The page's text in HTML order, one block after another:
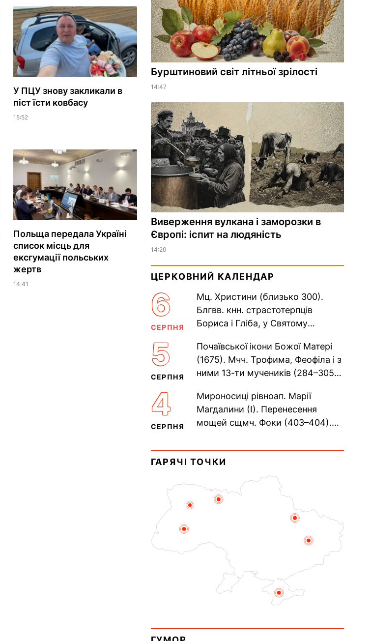
У ПЦУ знову закликали в
піст їсти ковбасу
15:52
Польща передала Україні
список місць для
ексгумації польських
жертв
14:41
Бурштиновий світ літньої зрілості
14:47
Виверження вулкана і заморозки в
Європі: іспит на людяність
14:20
ЦЕРКОВНИЙ КАЛЕНДАР
6
СЕРПНЯ
Мц. Христини (близько 300).
Блгвв. кнн. страстотерпців
Бориса і Гліба, у Святому
Прп. Полікарпа, архімандрита...
5
СЕРПНЯ
Почаївської ікони Божої Матері
(1675). Мчч. Трофима, Феофіла і з
ними 13-ти мучеників (284–305).
Равенійського (близько 75)....
4
СЕРПНЯ
Мироносиці рівноап. Марії
Магдалини (I). Перенесення
мощей сщмч. Фоки (403–404).
(1693). Сщмч. Михаїла
Накарякова...
ГАРЯЧІ ТОЧКИ